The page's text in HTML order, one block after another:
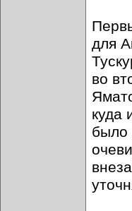
для
во
куда
было